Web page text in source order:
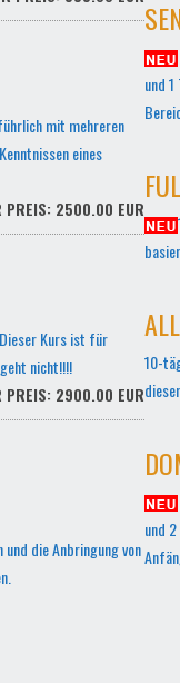
mit mehreren
eines
PREIS: 2500.00 EUR
Kurs ist für
nicht!!!!
PREIS: 2900.00 EUR
die Anbringung von
und
10-
und